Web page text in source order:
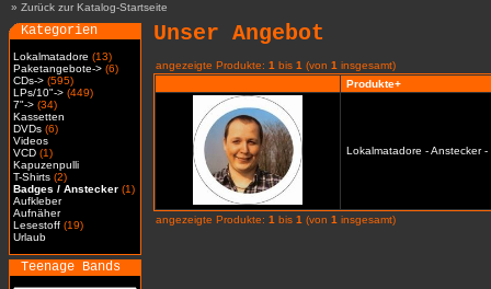
» Zurück zur Katalog-Startseite
Kategorien
Lokalmatadore (13)
Paketangebote-> (6)
CDs-> (595)
LPs/10"-> (449)
7"-> (34)
Kassetten
DVDs (6)
Videos
VCD (1)
Kapuzenpulli
T-Shirts (2)
Badges / Anstecker (1)
Aufkleber
Aufnäher
Lesestoff (19)
Urlaub
Teenage Bands
Unser Angebot
angezeigte Produkte: 1 bis 1 (von 1 insgesamt)
Produkte+
Lokalmatadore - Anstecker -
angezeigte Produkte: 1 bis 1 (von 1 insgesamt)